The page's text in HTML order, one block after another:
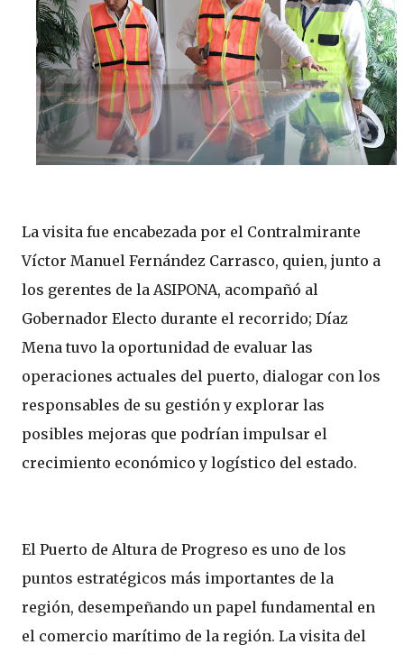
La visita fue encabezada por el Contralmirante
Víctor Manuel Fernández Carrasco, quien, junto a
los gerentes de la ASIPONA, acompañó al
Gobernador Electo durante el recorrido; Díaz
Mena tuvo la oportunidad de evaluar las
operaciones actuales del puerto, dialogar con los
responsables de su gestión y explorar las
posibles mejoras que podrían impulsar el
crecimiento económico y logístico del estado.
El Puerto de Altura de Progreso es uno de los
puntos estratégicos más importantes de la
región, desempeñando un papel fundamental en
el comercio marítimo de la región. La visita del